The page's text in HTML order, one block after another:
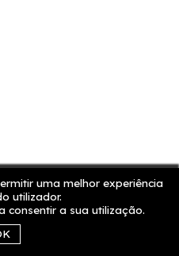
uma melhor experiência
utilizador.
consentir a sua utilização.